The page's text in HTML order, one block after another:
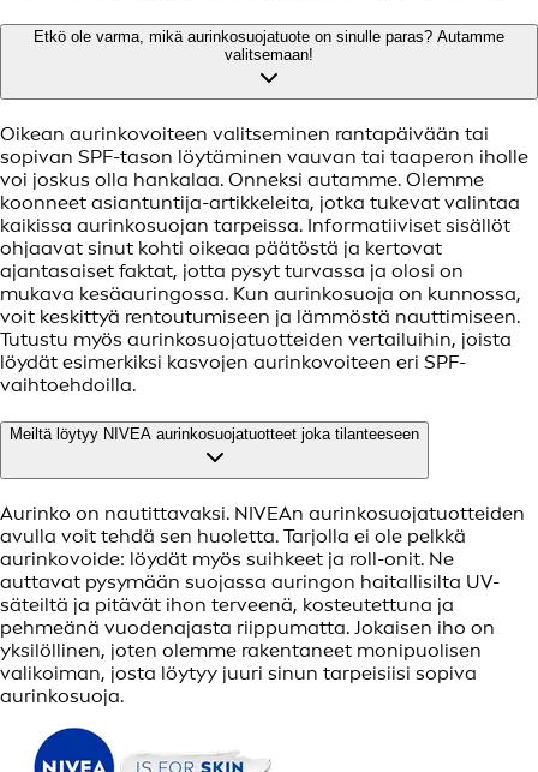
Etkö ole varma, mikä aurinkosuojatuote on sinulle paras? Autamme
valitsemaan!
Oikean aurinkovoiteen valitseminen rantapäivään tai
sopivan SPF-tason löytäminen vauvan tai taaperon iholle
voi joskus olla hankalaa. Onneksi autamme. Olemme
koonneet asiantuntija-artikkeleita, jotka tukevat valintaa
kaikissa aurinkosuojan tarpeissa. Informatiiviset sisällöt
ohjaavat sinut kohti oikeaa päätöstä ja kertovat
ajantasaiset faktat, jotta pysyt turvassa ja olosi on
mukava kesäauringossa. Kun aurinkosuoja on kunnossa,
voit keskittyä rentoutumiseen ja lämmöstä nauttimiseen.
Tutustu myös aurinkosuojatuotteiden vertailuihin, joista
löydät esimerkiksi kasvojen aurinkovoiteen eri SPF-
vaihtoehdoilla.
Meiltä löytyy NIVEA aurinkosuojatuotteet joka tilanteeseen
Aurinko on nautittavaksi. NIVEAn aurinkosuojatuotteiden
avulla voit tehdä sen huoletta. Tarjolla ei ole pelkkä
aurinkovoide: löydät myös suihkeet ja roll-onit. Ne
auttavat pysymään suojassa auringon haitallisilta UV-
säteiltä ja pitävät ihon terveenä, kosteutettuna ja
pehmeänä vuodenajasta riippumatta. Jokaisen iho on
yksilöllinen, joten olemme rakentaneet monipuolisen
valikoiman, josta löytyy juuri sinun tarpeisiisi sopiva
aurinkosuoja.